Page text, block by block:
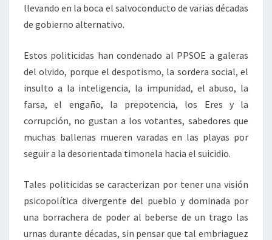
llevando en la boca el salvoconducto de varias décadas
de gobierno alternativo.
Estos politicidas han condenado al PPSOE a galeras
del olvido, porque el despotismo, la sordera social, el
insulto a la inteligencia, la impunidad, el abuso, la
farsa, el engaño, la prepotencia, los Eres y la
corrupción, no gustan a los votantes, sabedores que
muchas ballenas mueren varadas en las playas por
seguir a la desorientada timonela hacia el suicidio.
Tales politicidas se caracterizan por tener una visión
psicopolítica divergente del pueblo y dominada por
una borrachera de poder al beberse de un trago las
urnas durante décadas, sin pensar que tal embriaguez